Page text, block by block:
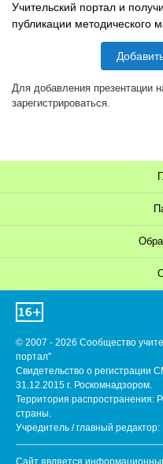
Учительский портал и
публикации
Для добавления презентации
зарегистрироваться.
© 2007 - 2026 Сообщество
портал"
Свидетельство о
31.12.2015 г. Роскомнадзором.
Территория распространения:
страны.
Учредитель / главный